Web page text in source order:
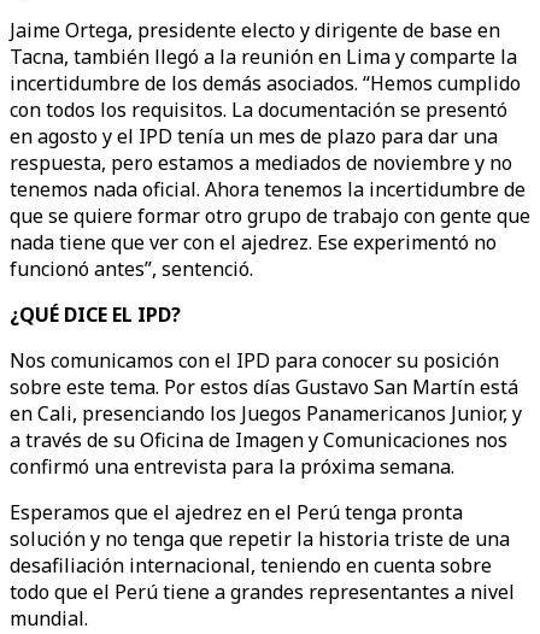
Jaime Ortega, presidente electo y dirigente de base en
Tacna, también llegó a la reunión en Lima y comparte la
incertidumbre de los demás asociados. “Hemos cumplido
con todos los requisitos. La documentación se presentó
en agosto y el IPD tenía un mes de plazo para dar una
respuesta, pero estamos a mediados de noviembre y no
tenemos nada oficial. Ahora tenemos la incertidumbre de
que se quiere formar otro grupo de trabajo con gente que
nada tiene que ver con el ajedrez. Ese experimentó no
funcionó antes”, sentenció.
¿QUÉ DICE EL IPD?
Nos comunicamos con el IPD para conocer su posición
sobre este tema. Por estos días Gustavo San Martín está
en Cali, presenciando los Juegos Panamericanos Junior, y
a través de su Oficina de Imagen y Comunicaciones nos
confirmó una entrevista para la próxima semana.
Esperamos que el ajedrez en el Perú tenga pronta
solución y no tenga que repetir la historia triste de una
desafiliación internacional, teniendo en cuenta sobre
todo que el Perú tiene a grandes representantes a nivel
mundial.